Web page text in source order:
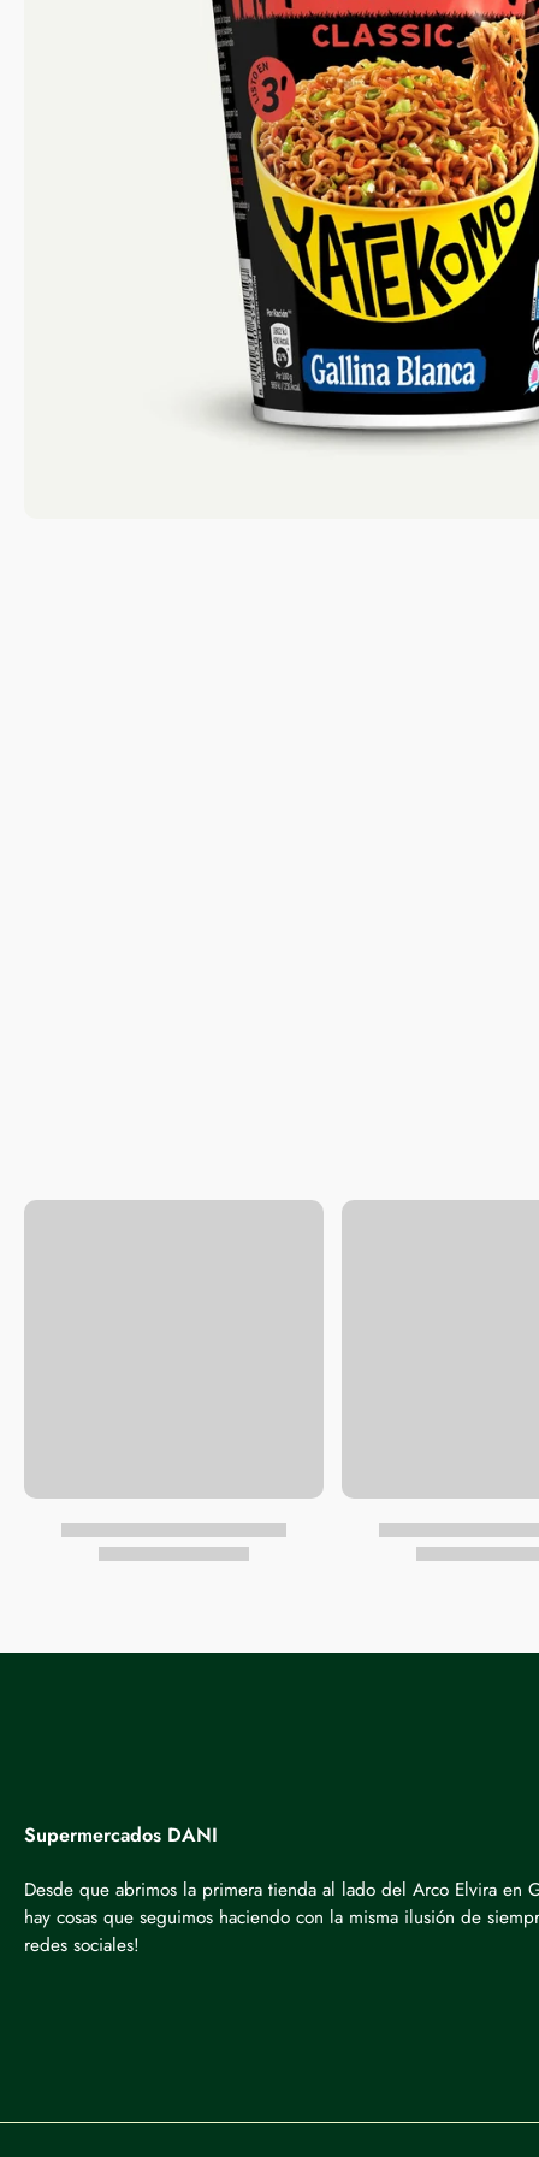
Supermercados DANI
Desde que abrimos la primera tienda al lado del Arco Elvira en
hay cosas que seguimos haciendo con la misma ilusión de
redes sociales!